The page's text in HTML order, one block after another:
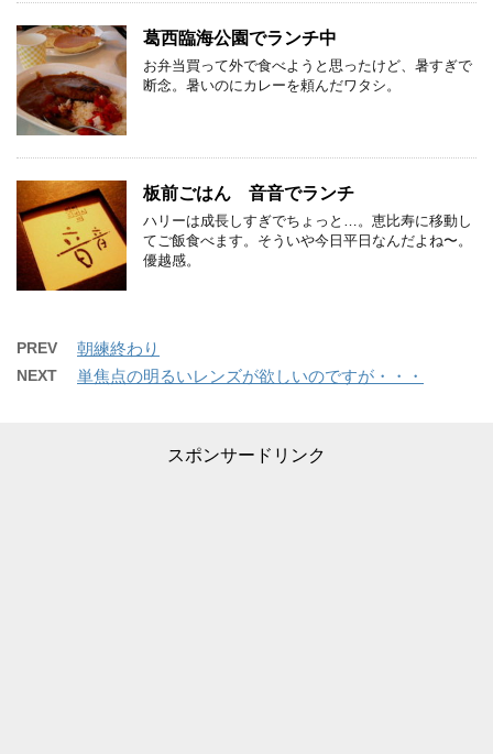
葛西臨海公園でランチ中
お弁当買って外で食べようと思ったけど、暑すぎで
断念。暑いのにカレーを頼んだワタシ。
板前ごはん 音音でランチ
ハリーは成長しすぎでちょっと…。恵比寿に移動し
てご飯食べます。そういや今日平日なんだよね〜。
優越感。
PREV 朝練終わり
NEXT 単焦点の明るいレンズが欲しいのですが・・・
スポンサードリンク